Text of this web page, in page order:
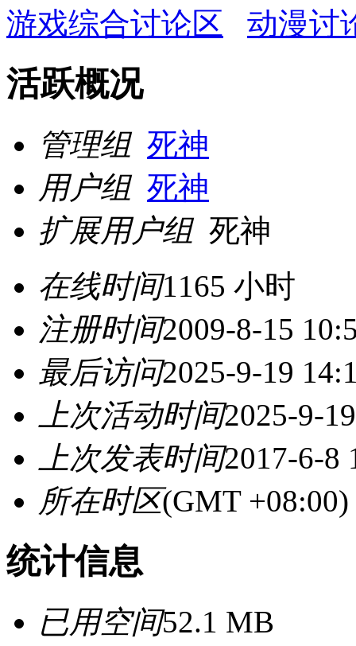
游戏综合讨论区 动漫讨
活跃概况
管理组 死神
用户组 死神
扩展用户组 死神
在线时间1165 小时
注册时间2009-8-15
最后访问2025-9-19
上次活动时间2025-9-
上次发表时间2017-6-8
所在时区(GMT
统计信息
已用空间52.1 MB